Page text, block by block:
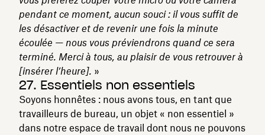
pendant ce moment, aucun souci : il vous suffit de
les désactiver et de revenir une fois la minute
écoulée — nous vous préviendrons quand ce sera
terminé. Merci à tous, au plaisir de vous retrouver à
[insérer l’heure]. »
27. Essentiels non essentiels
Soyons honnêtes : nous avons tous, en tant que
travailleurs de bureau, un objet « non essentiel »
dans notre espace de travail dont nous ne pouvons